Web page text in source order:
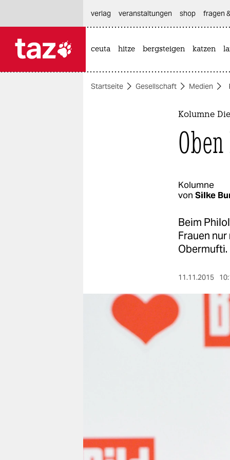
themen
verlag
verlag
veranstaltungen
genossenschaft
verlag
veranstaltungen shop fragen
ceuta hitze bergsteigen katzen
Startseite Gesellschaft Medien
Kolumne
Kolumne
von Silke
Beim
Frauen
Obermufti.
11.11.2015